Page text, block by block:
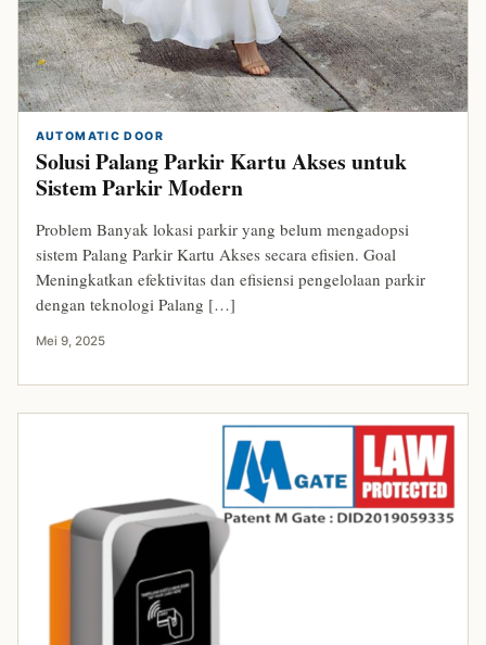
AUTOMATIC DOOR
Solusi Palang Parkir Kartu Akses untuk
Sistem Parkir Modern
Problem Banyak lokasi parkir yang belum mengadopsi
sistem Palang Parkir Kartu Akses secara efisien. Goal
Meningkatkan efektivitas dan efisiensi pengelolaan parkir
dengan teknologi Palang […]
Mei 9, 2025